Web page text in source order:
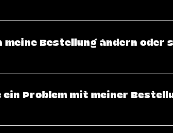
Bestellung versendet wurde,
Damit kannst du den Status deiner
einsehen.
meine Bestellung ändern oder
Bestellung abgeschickt wurde,
vorgenommen werden. Solltest du
uns bitte schnellstmöglich, und wir
ein Problem mit meiner
kannst du dich gerne an unsere